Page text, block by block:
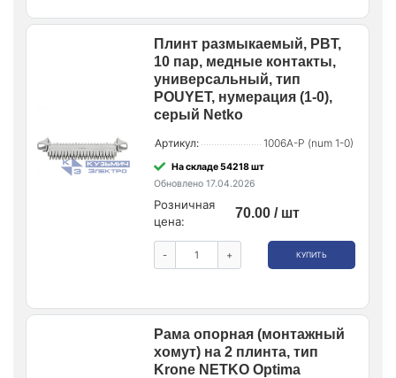
Плинт размыкаемый, PBT,
10 пар, медные контакты,
универсальный, тип
POUYET, нумерация (1-0),
серый Netko
Артикул: 1006A-P (num 1-0)
На складе 54218 шт
Обновлено 17.04.2026
Розничная
цена:
70.00 / шт
- + КУПИТЬ
Рама опорная (монтажный
хомут) на 2 плинта, тип
Krone NETKO Optima